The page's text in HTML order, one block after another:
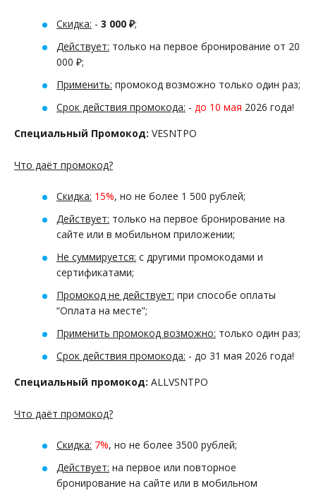
Скидка: - 3 000 ₽;
Действует: только на первое бронирование от 20
000 ₽;
Применить: промокод возможно только один раз;
Срок действия промокода: - до 10 мая 2026 года!
Специальный Промокод: VESNTPO
Что даёт промокод?
Скидка: 15%, но не более 1 500 рублей;
Действует: только на первое бронирование на
сайте или в мобильном приложении;
Не суммируется: с другими промокодами и
сертификатами;
Промокод не действует: при способе оплаты
“Оплата на месте”;
Применить промокод возможно: только один раз;
Срок действия промокода: - до 31 мая 2026 года!
Специальный промокод: ALLVSNTPO
Что даёт промокод?
Скидка: 7%, но не более 3500 рублей;
Действует: на первое или повторное
бронирование на сайте или в мобильном